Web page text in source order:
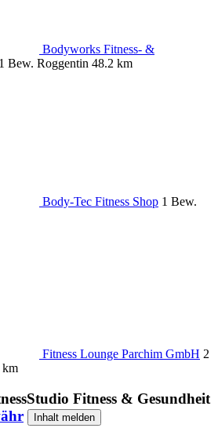
Bodyworks Fitness- &
1 Bew. Roggentin 48.2 km
Body-Tec Fitness Shop 1 Bew.
Fitness Lounge Parchim GmbH 2
km
Fitness & Gesundheit
Inhalt melden